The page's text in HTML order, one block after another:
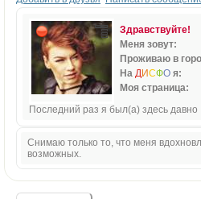
Здравствуйте!
Меня зовут:
Проживаю в
На ДИСФО я:
Моя страница:
Последний раз я был(а) здесь давно
Снимаю только то, что меня
возможных.